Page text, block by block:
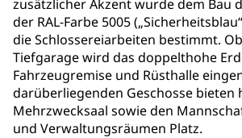
zusätzlicher Akzent wurde dem Bau
der RAL-Farbe 5005
die Schlossereiarbeiten bestimmt.
Tiefgarage wird das doppelthohe
Fahrzeugremise und Rüsthalle
darüberliegenden Geschosse bieten
Mehrzwecksaal sowie den
und Verwaltungsräumen Platz.